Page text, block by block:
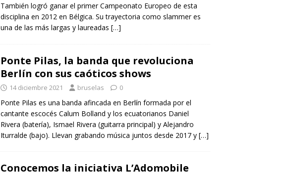
También logró ganar el primer Campeonato Europeo de esta
disciplina en 2012 en Bélgica. Su trayectoria como slammer es
una de las más largas y laureadas […]
Ponte Pilas, la banda que revoluciona
Berlín con sus caóticos shows
14 diciembre 2021 bruselas 0
Ponte Pilas es una banda afincada en Berlín formada por el
cantante escocés Calum Bolland y los ecuatorianos Daniel
Rivera (batería), Ismael Rivera (guitarra principal) y Alejandro
Iturralde (bajo). Llevan grabando música juntos desde 2017 y […]
Conocemos la iniciativa L’Adomobile